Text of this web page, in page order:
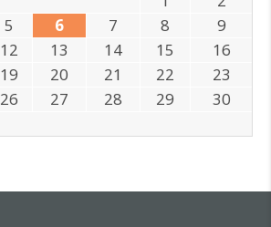
5 6 7 8
9
12 13 14 15
16
19 20 21 22
23
26 27 28 29
30